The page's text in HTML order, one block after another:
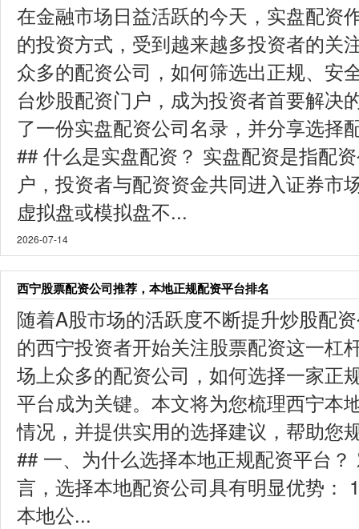
在金融市场日益活跃的今天，实盘配资
的投资方式，受到越来越多投资者的关
众多的配资公司，如何筛选出正规、安
台炒股配资门户，成为投资者首要解决
了一份实盘配资公司名录，并分享选择
## 什么是实盘配资？ 实盘配资是指配
户，投资者与配资资金共同进入证券市
虚拟盘或模拟盘不...
2026-07-14
西宁股票配资公司推荐，本地正规配资平台排名
随着A股市场的活跃度不断提升炒股配
的西宁投资者开始关注股票配资这一杠
场上众多的配资公司，如何选择一家正
平台成为关键。本文将为您梳理西宁本
情况，并提供实用的选择建议，帮助您
## 一、为什么选择本地正规配资平台
言，选择本地配资公司具有明显优势：
本地公...